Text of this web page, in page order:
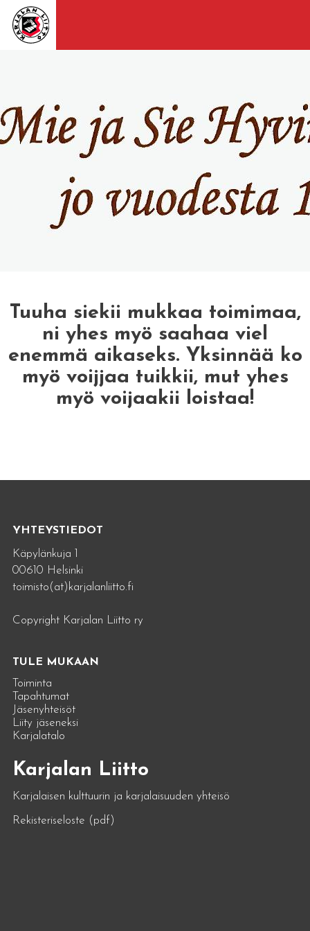
Tuuha siekii mukkaa toimimaa,
ni yhes myö saahaa viel
enemmä aikaseks. Yksinnää ko
myö voijjaa tuikkii, mut yhes
myö voijaakii loistaa!
YHTEYSTIEDOT
Käpylänkuja 1
00610 Helsinki
toimisto(at)karjalanliitto.fi
Copyright Karjalan Liitto ry
TULE MUKAAN
Toiminta
Tapahtumat
Jäsenyhteisöt
Liity jäseneksi
Karjalatalo
Karjalan Liitto
Karjalaisen kulttuurin ja karjalaisuuden yhteisö
Rekisteriseloste (pdf)